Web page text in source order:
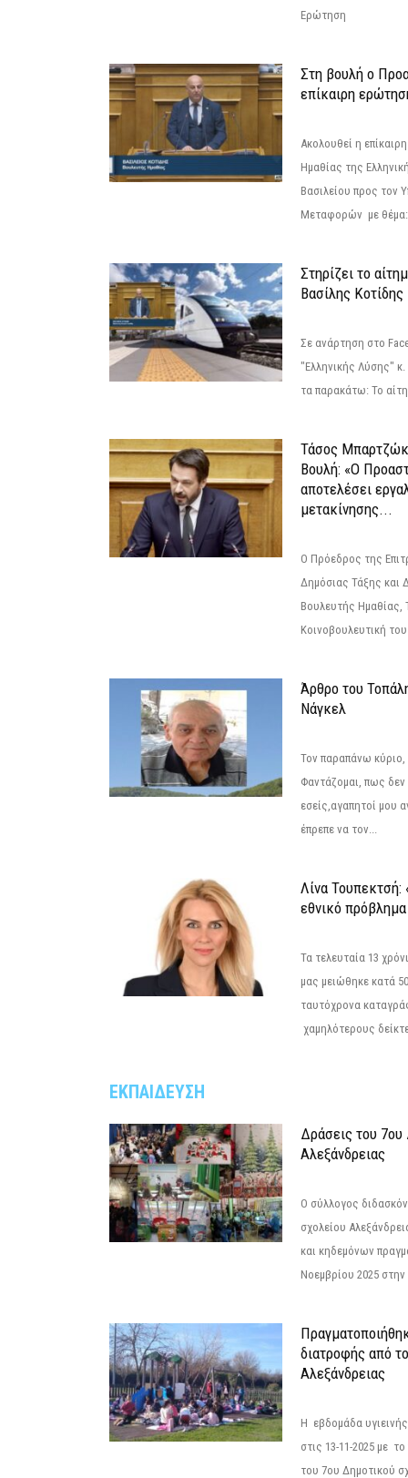
Ερώτηση
Στη βουλή ο
επίκαιρη
Ακολουθεί η
Ημαθίας της
Βασιλείου προς τον
Μεταφορών με θέμα:
Στηρίζει το
Βασίλης Κοτίδης
Σε ανάρτηση στο
"Ελληνικής Λύσης"
τα παρακάτω: Το
Τάσος
Βουλή: «Ο
αποτελέσει
μετακίνησης...
Ο Πρόεδρος της
Δημόσιας Τάξης και
Βουλευτής
Κοινοβουλευτική
Άρθρο του
Νάγκελ
Τον παραπάνω
Φαντάζομαι, πως δεν
εσείς,αγαπητοί μου
έπρεπε να τον...
Λίνα Τουπεκτσή:
εθνικό πρόβλημα
Τα τελευταία 13
μας μειώθηκε κατά
ταυτόχρονα
χαμηλότερους
ΕΚΠΑΙΔΕΥΣΗ
Δράσεις του 7ου
Αλεξάνδρειας
Ο σύλλογος
σχολείου
και κηδεμόνων
Νοεμβρίου 2025
διατροφής από
Αλεξάνδρειας
Η εβδομάδα
στις 13-11-2025 με
του 7ου Δημοτικού